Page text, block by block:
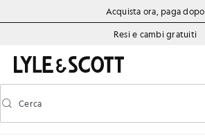
Vai al contenuto principale
Informazioni sull'accessibilitàAcquista ora, paga dopo
Resi e cambi gratuiti
Attiva/disattiva la ricerca predittiva
Cerca